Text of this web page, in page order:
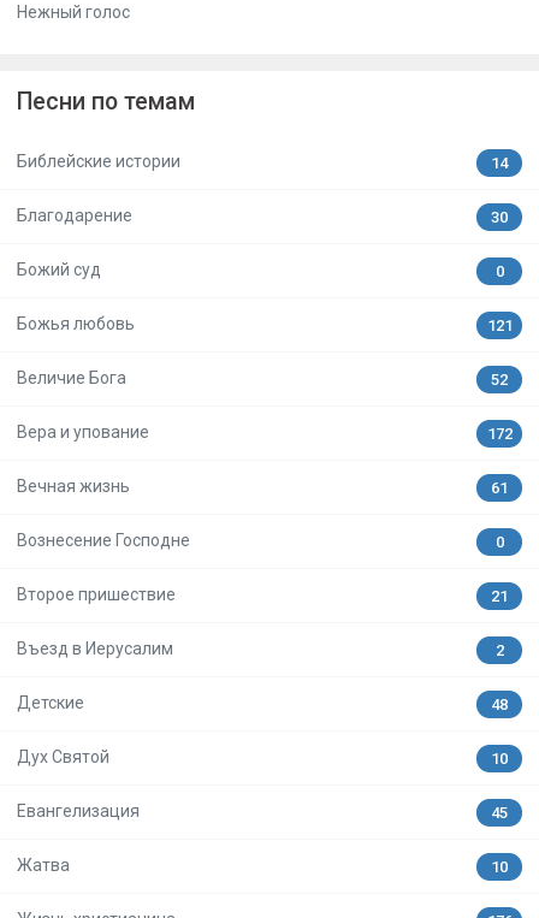
Нежный голос
Песни по темам
Библейские истории 14
Благодарение 30
Божий суд 0
Божья любовь 121
Величие Бога 52
Вера и упование 172
Вечная жизнь 61
Вознесение Господне 0
Второе пришествие 21
Въезд в Иерусалим 2
Детские 48
Дух Святой 10
Евангелизация 45
Жатва 10